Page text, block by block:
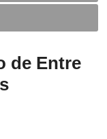
de Entre